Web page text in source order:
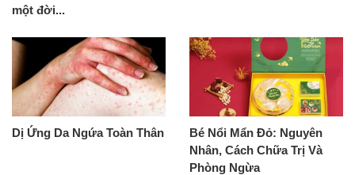
một đời...
Dị Ứng Da Ngứa Toàn Thân
Bé Nổi Mẩn Đỏ: Nguyên
Nhân, Cách Chữa Trị Và
Phòng Ngừa